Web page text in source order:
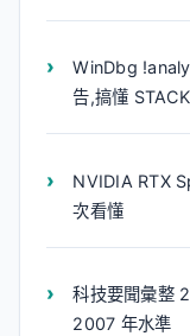
WinDbg
告,搞懂
NVIDIA RTX
次看懂
科技要聞彙整
2007 年水準